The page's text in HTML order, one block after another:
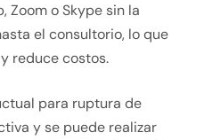
Zoom o Skype sin la
el consultorio, lo que
reduce costos.
para ruptura de
y se puede realizar